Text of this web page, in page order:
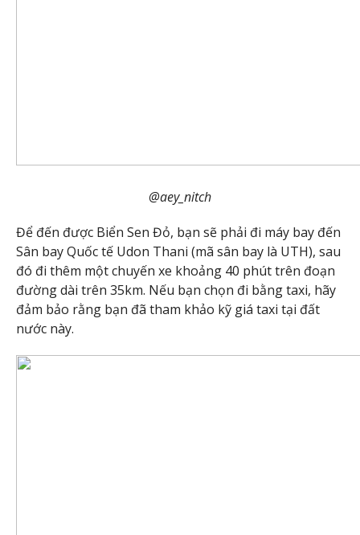
@aey_nitch
Để đến được Biển Sen Đỏ, bạn sẽ phải đi máy bay đến
Sân bay Quốc tế Udon Thani (mã sân bay là UTH), sau
đó đi thêm một chuyến xe khoảng 40 phút trên đoạn
đường dài trên 35km. Nếu bạn chọn đi bằng taxi, hãy
đảm bảo rằng bạn đã tham khảo kỹ giá taxi tại đất
nước này.